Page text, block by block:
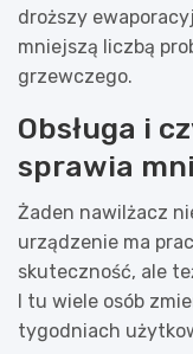
droższy
mniejszą liczbą
grzewczego.
Obsługa i
sprawia
Żaden nawilżacz
urządzenie ma
skuteczność, ale
I tu wiele osób
tygodniach